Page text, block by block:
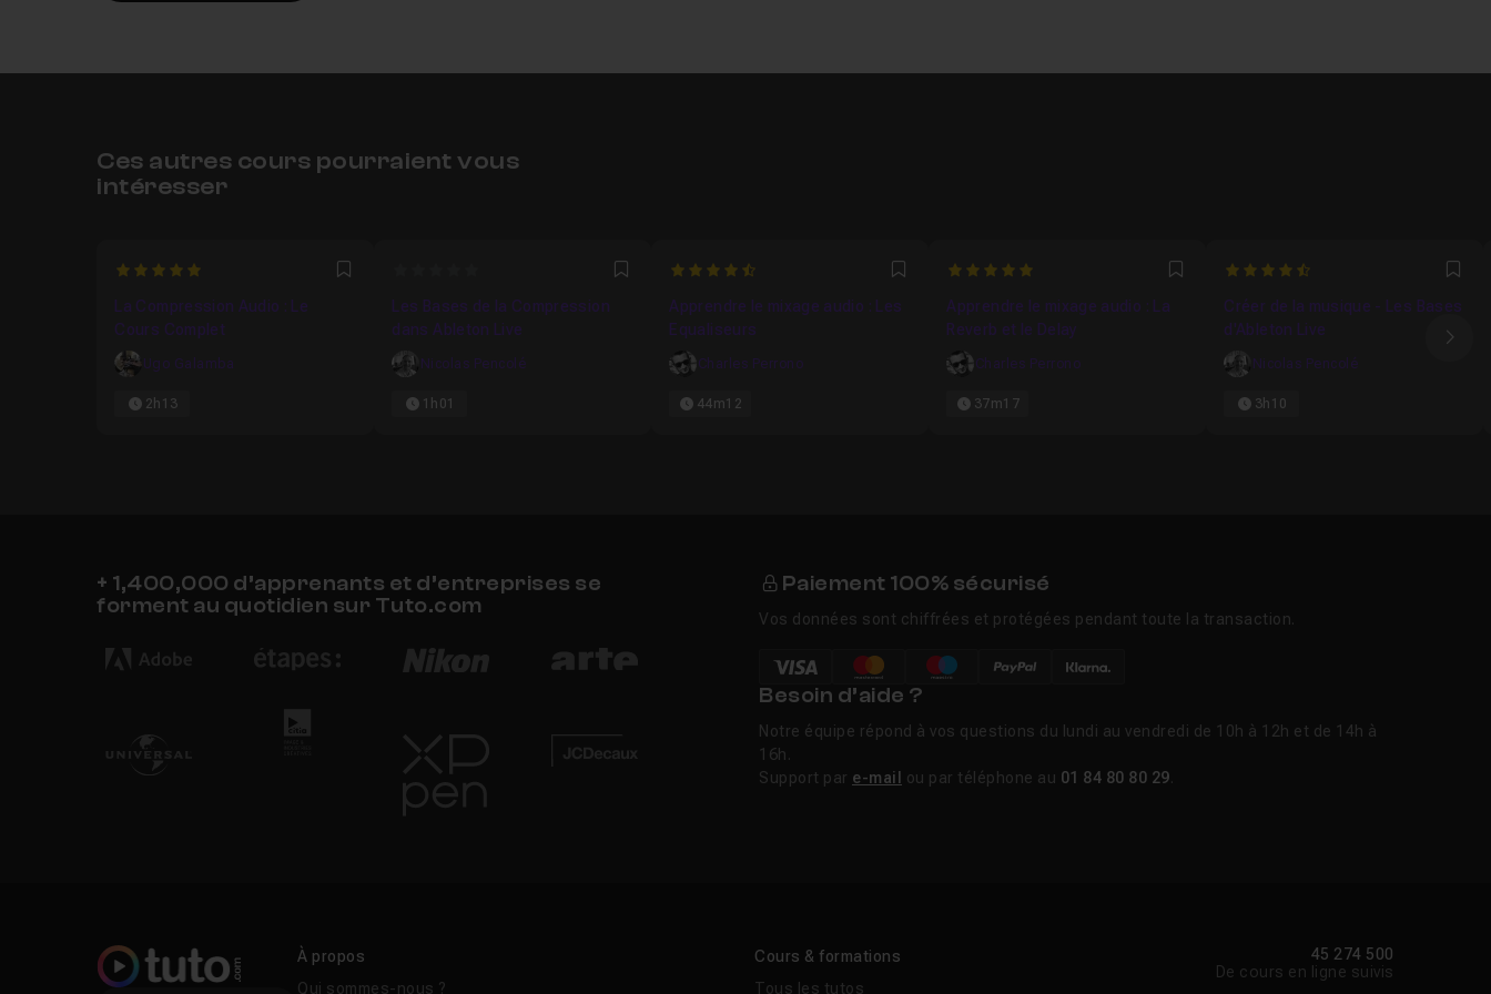
Ces autres cours pourraient vous
intéresser
5 Favori
La Compression Audio : Le
Cours Complet
Ugo Galamba
2h13
Favori
Les Bases de la Compression
dans Ableton Live
Nicolas Pencolé
1h01
4.4285714285714 Favori
Apprendre le mixage audio : Les
Equaliseurs
Charles Perrono
44m12
5 Favori
Apprendre le mixage audio : La
Reverb et le Delay
Charles Perrono
37m17
4.4285714285714
Créer de la musique - Les Bases
d'Ableton Live
Nicolas Pencolé
3h10
+ 1,400,000 d’apprenants et d’entreprises se
forment au quotidien sur Tuto.com
Paiement 100% sécurisé
Vos données sont chiffrées et protégées pendant toute la transaction.
Besoin d’aide ?
Notre équipe répond à vos questions du lundi au vendredi de 10h à 12h et de 14h à
16h.
Support par e-mail ou par téléphone au 01 84 80 80 29.
À propos
Qui sommes-nous ?
Cours & formations
Tous les tutos
45 274 500
De cours en ligne suivis